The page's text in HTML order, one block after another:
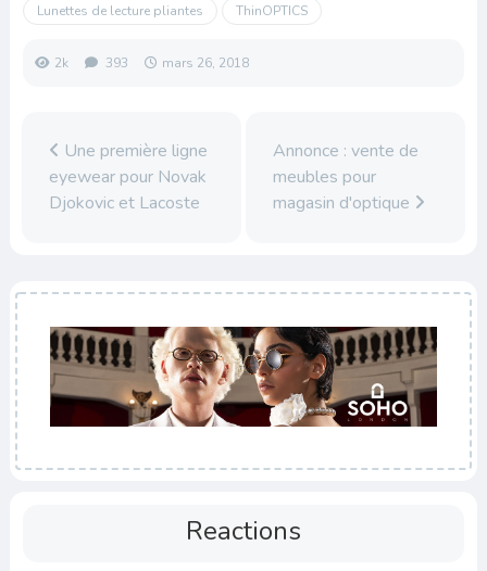
Lunettes de lecture pliantes ThinOPTICS
2k 393 mars 26, 2018
Une première ligne
eyewear pour Novak
Djokovic et Lacoste
Annonce : vente de
meubles pour
magasin d'optique
Reactions